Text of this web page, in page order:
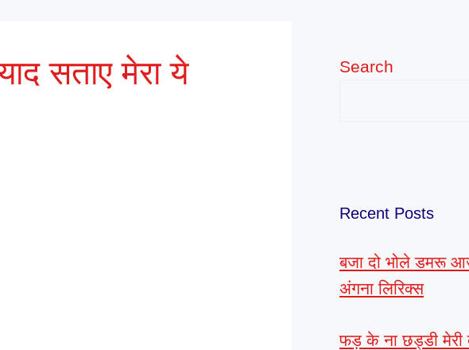
सताए मेरा ये
Search
Recent Posts
बजा दो भोले डमरू
अंगना लिरिक्स
फड़ के ना छड्डी मेरी